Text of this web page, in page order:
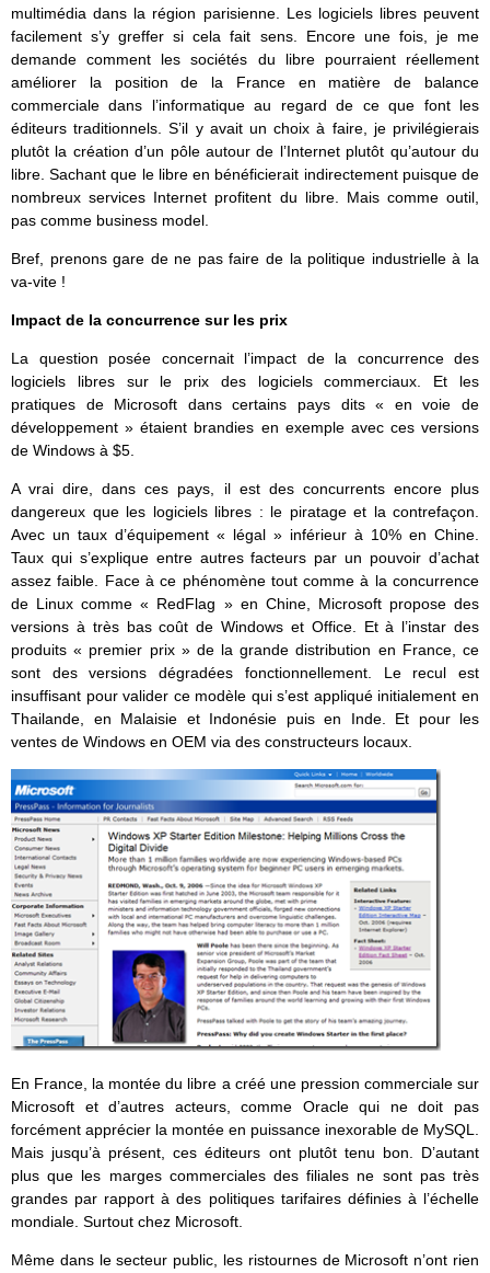
multimédia dans la région parisienne. Les logiciels libres peuvent
facilement s’y greffer si cela fait sens. Encore une fois, je me
demande comment les sociétés du libre pourraient réellement
améliorer la position de la France en matière de balance
commerciale dans l’informatique au regard de ce que font les
éditeurs traditionnels. S’il y avait un choix à faire, je privilégierais
plutôt la création d’un pôle autour de l’Internet plutôt qu’autour du
libre. Sachant que le libre en bénéficierait indirectement puisque de
nombreux services Internet profitent du libre. Mais comme outil,
pas comme business model.
Bref, prenons gare de ne pas faire de la politique industrielle à la
va-vite !
Impact de la concurrence sur les prix
La question posée concernait l’impact de la concurrence des
logiciels libres sur le prix des logiciels commerciaux. Et les
pratiques de Microsoft dans certains pays dits « en voie de
développement » étaient brandies en exemple avec ces versions
de Windows à $5.
A vrai dire, dans ces pays, il est des concurrents encore plus
dangereux que les logiciels libres : le piratage et la contrefaçon.
Avec un taux d’équipement « légal » inférieur à 10% en Chine.
Taux qui s’explique entre autres facteurs par un pouvoir d’achat
assez faible. Face à ce phénomène tout comme à la concurrence
de Linux comme « RedFlag » en Chine, Microsoft propose des
versions à très bas coût de Windows et Office. Et à l’instar des
produits « premier prix » de la grande distribution en France, ce
sont des versions dégradées fonctionnellement. Le recul est
insuffisant pour valider ce modèle qui s’est appliqué initialement en
Thailande, en Malaisie et Indonésie puis en Inde. Et pour les
ventes de Windows en OEM via des constructeurs locaux.
En France, la montée du libre a créé une pression commerciale sur
Microsoft et d’autres acteurs, comme Oracle qui ne doit pas
forcément apprécier la montée en puissance inexorable de MySQL.
Mais jusqu’à présent, ces éditeurs ont plutôt tenu bon. D’autant
plus que les marges commerciales des filiales ne sont pas très
grandes par rapport à des politiques tarifaires définies à l’échelle
mondiale. Surtout chez Microsoft.
Même dans le secteur public, les ristournes de Microsoft n’ont rien